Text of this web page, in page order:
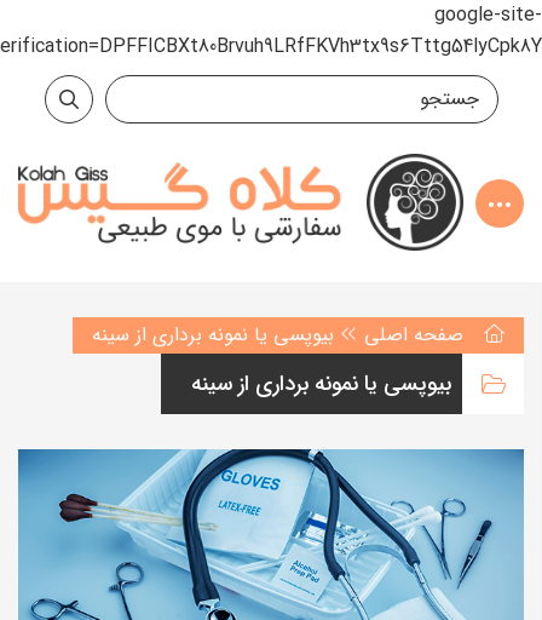
google-site-
صفحه اصلی بیوپسی یا نمونه برداری از سینه
بیوپسی یا نمونه برداری از سینه